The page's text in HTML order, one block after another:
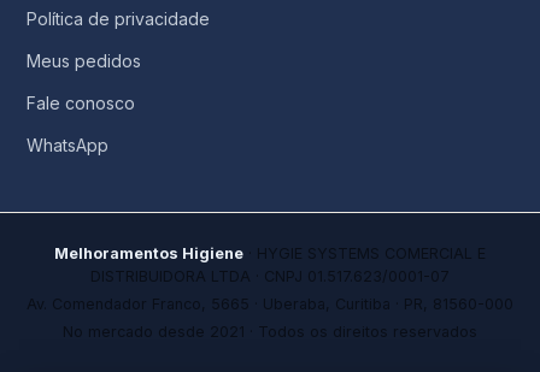
Política de privacidade
Meus pedidos
Fale conosco
WhatsApp
Melhoramentos Higiene · HYGIE SYSTEMS COMERCIAL E
DISTRIBUIDORA LTDA · CNPJ 01.517.623/0001-07
Av. Comendador Franco, 5665 · Uberaba, Curitiba · PR, 81560-000
No mercado desde 2021 · Todos os direitos reservados